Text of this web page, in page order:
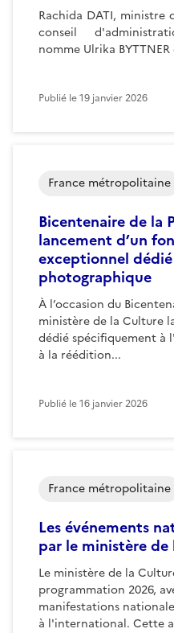
Rachida DATI, ministre
conseil
nomme Ulrika
Publié le19 janvier 2026
Bicentenaire de la
lancement d’un
exceptionnel
photographique
À l’occasion du
ministère de la Culture
dédié spécifiquement
à la réédition...
France métropolitaine
Publié le16 janvier 2026
Les événements
par le ministère
Le ministère de la
programmation 2026,
manifestations
à l'international. Cette
France métropolitaine